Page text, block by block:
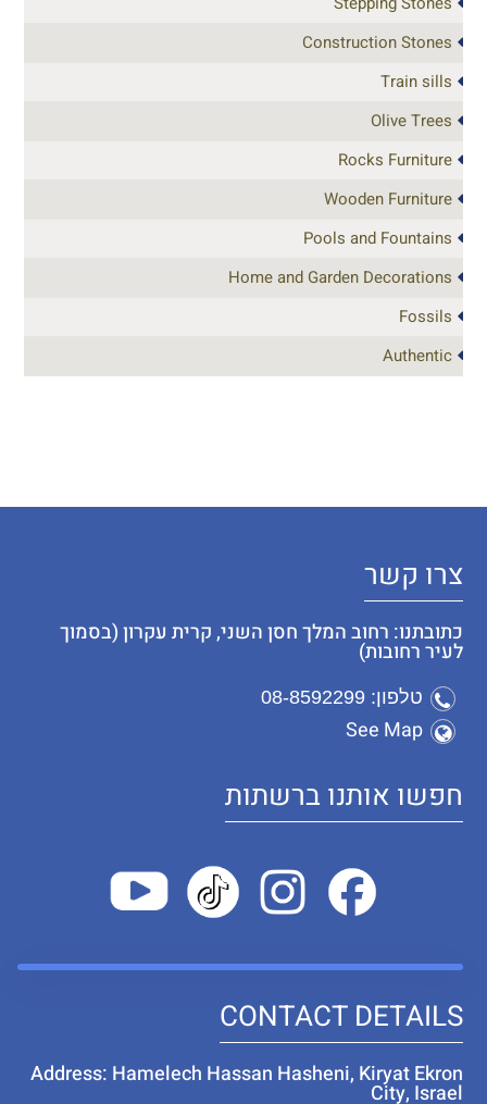
Construction Stones
Train sills
Olive Trees
Rocks Furniture
Wooden Furniture
Pools and Fountains
Home and Garden Decorations
Fossils
Authentic
צרו קשר
כתובתנו: רחוב המלך חסן השני, קרית עקרון (בסמוך
לעיר רחובות)
טלפון: 08-8592299
See Map
חפשו אותנו ברשתות
CONTACT DETAILS
Address: Hamelech Hassan Hasheni, Kiryat Ekron
City, Israel